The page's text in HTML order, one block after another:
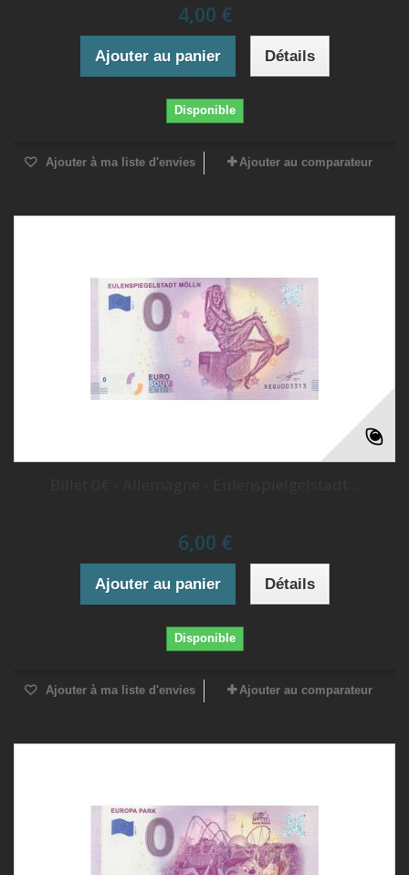
4,00 €
Ajouter au panier Détails
Disponible
Ajouter à ma liste d'envies Ajouter au comparateur
6,00 €
Ajouter au panier Détails
Disponible
Ajouter à ma liste d'envies Ajouter au comparateur